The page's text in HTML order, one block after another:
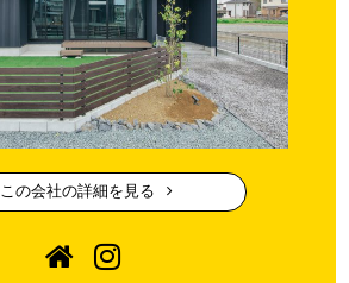
この会社の詳細を見る